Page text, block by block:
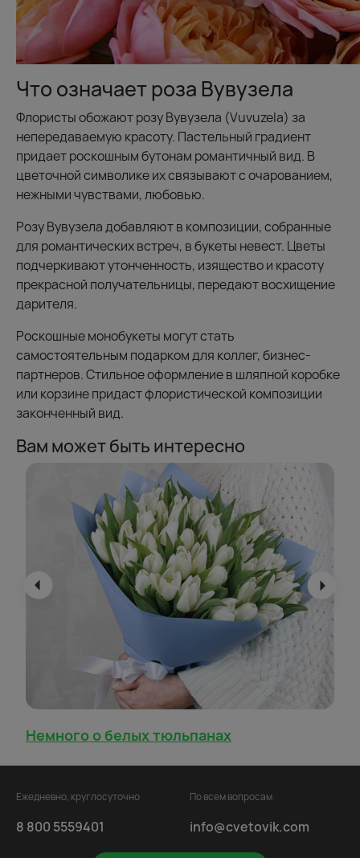
Что означает роза Вувузела
Флористы обожают розу Вувузела (Vuvuzela) за
непередаваемую красоту. Пастельный градиент
придает роскошным бутонам романтичный вид. В
цветочной символике их связывают с очарованием,
нежными чувствами, любовью.
Розу Вувузела добавляют в композиции, собранные
для романтических встреч, в букеты невест. Цветы
подчеркивают утонченность, изящество и красоту
прекрасной получательницы, передают восхищение
дарителя.
Роскошные монобукеты могут стать
самостоятельным подарком для коллег, бизнес-
партнеров. Стильное оформление в шляпной коробке
или корзине придаст флористической композиции
законченный вид.
Вам может быть интересно
Немного о белых тюльпанах
Ежедневно, круглосуточно
8 800 5559401
По всем вопросам
info@cvetovik.com